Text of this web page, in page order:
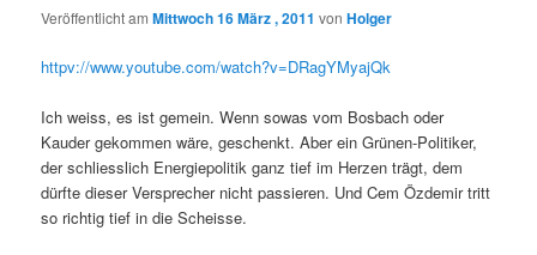
Veröffentlicht amMittwoch 16 März , 2011 vonHolger
httpv://www.youtube.com/watch?v=DRagYMyajQk
Ich weiss, es ist gemein. Wenn sowas vom Bosbach oder
Kauder gekommen wäre, geschenkt. Aber ein Grünen-Politiker,
der schliesslich Energiepolitik ganz tief im Herzen trägt, dem
dürfte dieser Versprecher nicht passieren. Und Cem Özdemir tritt
so richtig tief in die Scheisse.